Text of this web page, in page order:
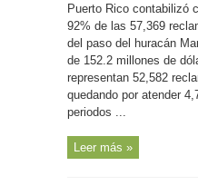
Puerto Rico contabilizó
92% de las 57,369
del paso del huracán
de 152.2 millones de
representan 52,582
quedando por atender
periodos ...
Leer más »